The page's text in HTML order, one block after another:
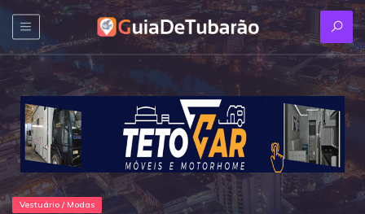
Vestuário / Modas